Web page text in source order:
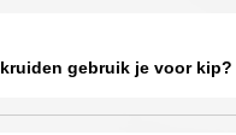
gebruik je voor kip?